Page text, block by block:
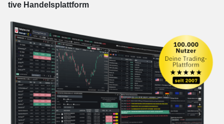
tive Han­dels­platt­form